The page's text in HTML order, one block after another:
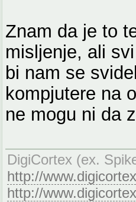
Znam da je to
misljenje, ali
bi nam se
kompjutere na
ne mogu ni da
DigiCortex (ex.
http://
http://